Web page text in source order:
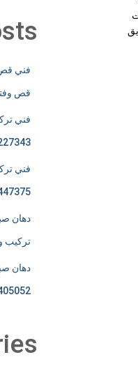
قص
فني
52227343
فني
66447375 معلم
تركيب
دهان
66405052 معلم صباغ و